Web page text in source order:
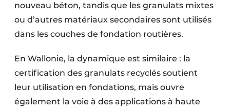
nouveau béton, tandis que les granulats mixtes
ou d’autres matériaux secondaires sont utilisés
dans les couches de fondation routières.
En Wallonie, la dynamique est similaire : la
certification des granulats recyclés soutient
leur utilisation en fondations, mais ouvre
également la voie à des applications à haute